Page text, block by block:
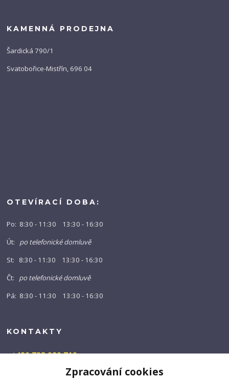
KAMENNÁ PRODEJNA
Šardická 790/1
Svatobořice-Mistřín, 696 04
OTEVÍRACÍ DOBA:
Po: 8:30 - 11:30 13:30 - 16:30
Út: po telefonické domluvě
St: 8:30 - 11:30 13:30 - 16:30
Čt: po telefonické domluvě
Pá: 8:30 - 11:30 13:30 - 16:30
KONTAKTY
+420 723 989 719
Zpracování cookies